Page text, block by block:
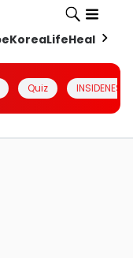
KoreaLifeHealth
Quiz INSIDENESIA